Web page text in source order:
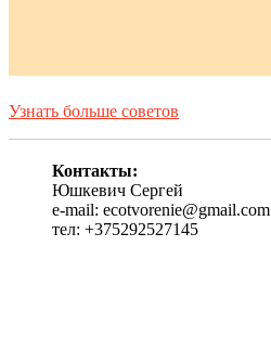
Узнать больше советов
Контакты:
Юшкевич Сергей
e-mail: ecotvorenie@gmail.com
тел: +375292527145